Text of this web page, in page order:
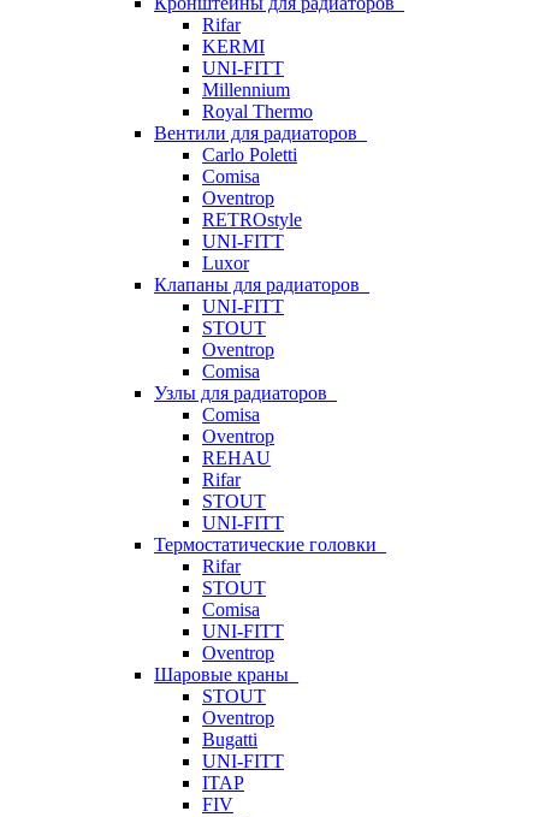
Rifar
KERMI
UNI-FITT
Millennium
Royal Thermo
Вентили для радиаторов
Carlo Poletti
Comisa
Oventrop
RETROstyle
UNI-FITT
Luxor
Клапаны для радиаторов
UNI-FITT
STOUT
Oventrop
Comisa
Узлы для радиаторов
Comisa
Oventrop
REHAU
Rifar
STOUT
UNI-FITT
Термостатические головки
Rifar
STOUT
Comisa
UNI-FITT
Oventrop
Шаровые краны
STOUT
Oventrop
Bugatti
UNI-FITT
ITAP
FIV